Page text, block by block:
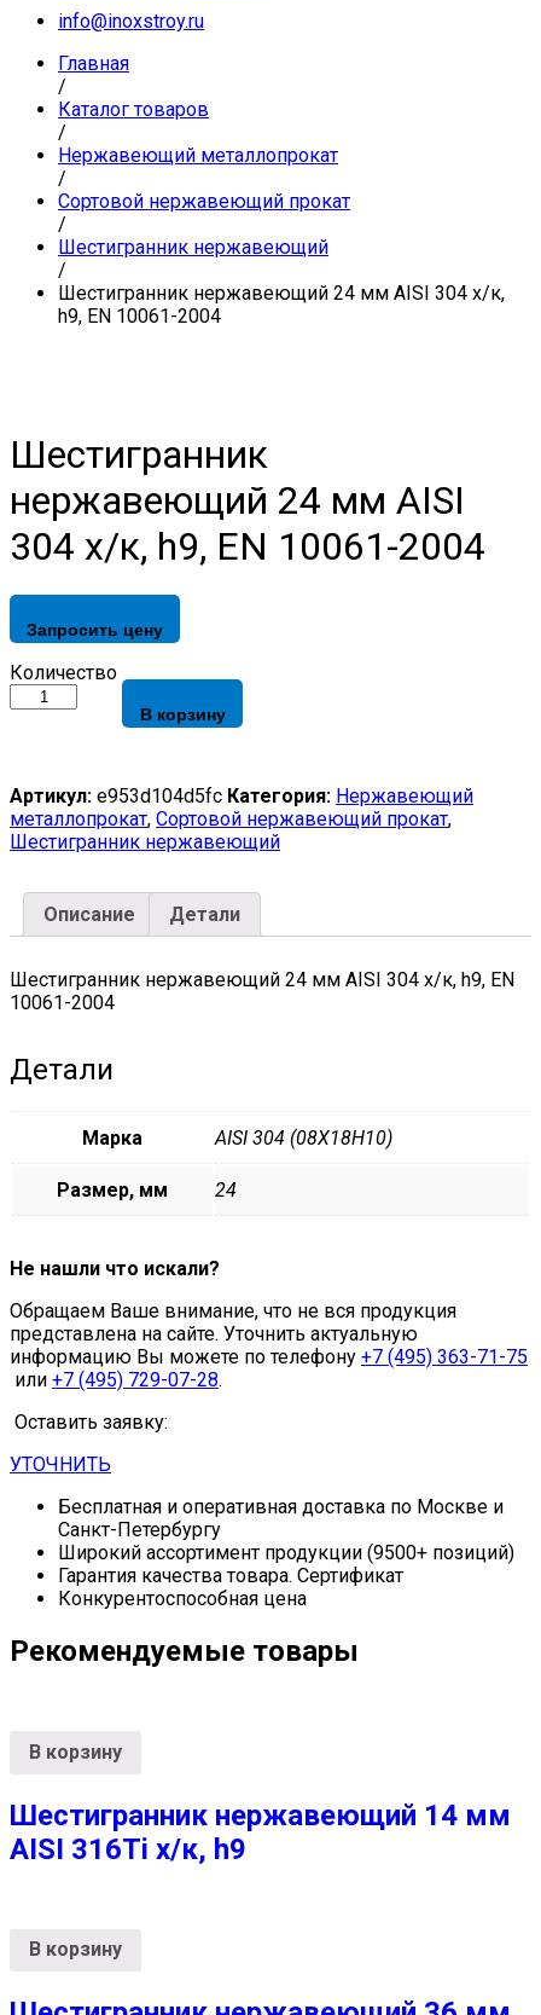
info@inoxstroy.ru
Главная
/
Каталог товаров
/
Нержавеющий металлопрокат
/
Сортовой нержавеющий прокат
/
Шестигранник нержавеющий
/
Шестигранник нержавеющий 24 мм AISI 304 х/к,
h9, EN 10061-2004
Шестигранник
нержавеющий 24 мм AISI
304 х/к, h9, EN 10061-2004
Запросить цену
Шестигранник
нержавеющий
304
х/
к,
h9,
10061-
2004
Количество
В корзину
Артикул: e953d104d5fc Категория: Нержавеющий
металлопрокат, Сортовой нержавеющий прокат,
Шестигранник нержавеющий
Описание Детали
Шестигранник нержавеющий 24 мм AISI 304 х/к, h9, EN
10061-2004
Детали
Марка AISI 304 (08Х18Н10)
Размер, мм 24
Не нашли что искали?
Обращаем Ваше внимание, что не вся продукция
представлена на сайте. Уточнить актуальную
информацию Вы можете по телефону +7 (495) 363-71-75
или +7 (495) 729-07-28.
Оставить заявку:
УТОЧНИТЬ
Бесплатная и оперативная доставка по Москве и
Санкт-Петербургу
Широкий ассортимент продукции (9500+ позиций)
Гарантия качества товара. Сертификат
Конкурентоспособная цена
Рекомендуемые товары
В корзину
Шестигранник нержавеющий 14 мм
AISI 316Ti х/к, h9
В корзину